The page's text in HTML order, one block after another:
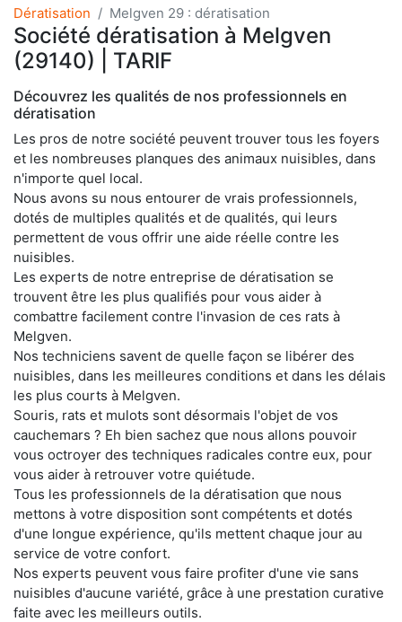
Dératisation Melgven 29 : dératisation
Société dératisation à Melgven
(29140) | TARIF
Découvrez les qualités de nos professionnels en
dératisation
Les pros de notre société peuvent trouver tous les foyers
et les nombreuses planques des animaux nuisibles, dans
n'importe quel local.
Nous avons su nous entourer de vrais professionnels,
dotés de multiples qualités et de qualités, qui leurs
permettent de vous offrir une aide réelle contre les
nuisibles.
Les experts de notre entreprise de dératisation se
trouvent être les plus qualifiés pour vous aider à
combattre facilement contre l'invasion de ces rats à
Melgven.
Nos techniciens savent de quelle façon se libérer des
nuisibles, dans les meilleures conditions et dans les délais
les plus courts à Melgven.
Souris, rats et mulots sont désormais l'objet de vos
cauchemars ? Eh bien sachez que nous allons pouvoir
vous octroyer des techniques radicales contre eux, pour
vous aider à retrouver votre quiétude.
Tous les professionnels de la dératisation que nous
mettons à votre disposition sont compétents et dotés
d'une longue expérience, qu'ils mettent chaque jour au
service de votre confort.
Nos experts peuvent vous faire profiter d'une vie sans
nuisibles d'aucune variété, grâce à une prestation curative
faite avec les meilleurs outils.